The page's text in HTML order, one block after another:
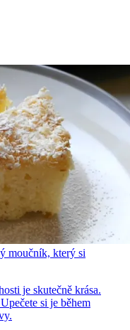
moučník, který si
je skutečně krása.
si je během